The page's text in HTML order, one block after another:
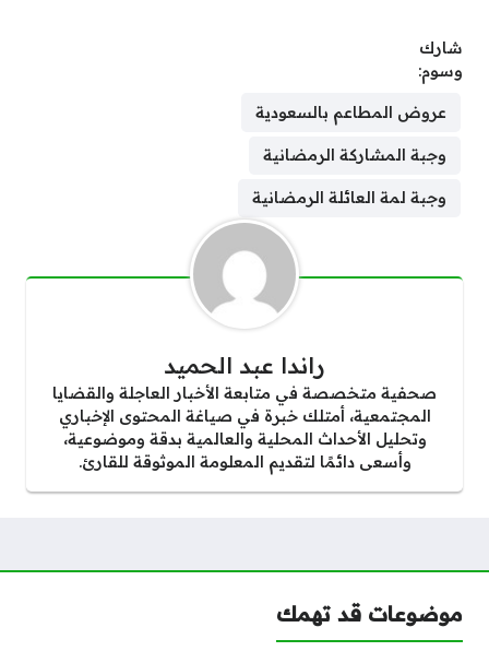
شارك
وسوم:
عروض المطاعم بالسعودية
وجبة المشاركة الرمضانية
وجبة لمة العائلة الرمضانية
راندا عبد الحميد
صحفية متخصصة في متابعة الأخبار العاجلة والقضايا
المجتمعية، أمتلك خبرة في صياغة المحتوى الإخباري
وتحليل الأحداث المحلية والعالمية بدقة وموضوعية،
وأسعى دائمًا لتقديم المعلومة الموثوقة للقارئ.
موضوعات قد تهمك